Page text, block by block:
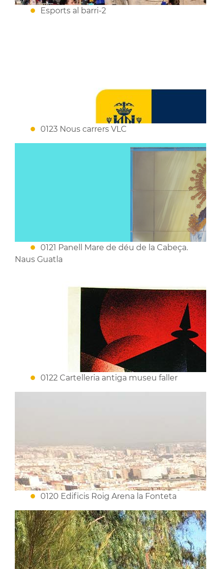
Esports al barri-2
0123 Nous carrers VLC
0121 Panell Mare de déu de la Cabeça.
Naus Guatla
0122 Cartelleria antiga museu faller
0120 Edificis Roig Arena la Fonteta